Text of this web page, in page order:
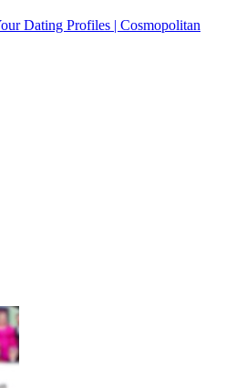
Dating Profiles | Cosmopolitan